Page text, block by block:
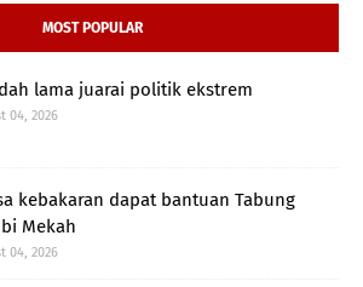
MOST POPULAR
lama juarai politik ekstrem
04, 2026
kebakaran dapat bantuan Tabung
Mekah
04, 2026